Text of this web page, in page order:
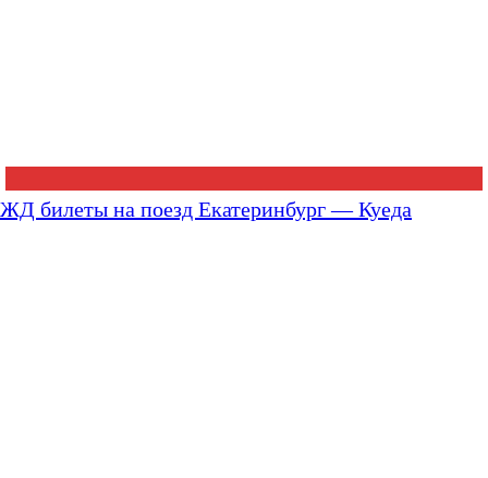
ЖД билеты на поезд Екатеринбург — Куеда